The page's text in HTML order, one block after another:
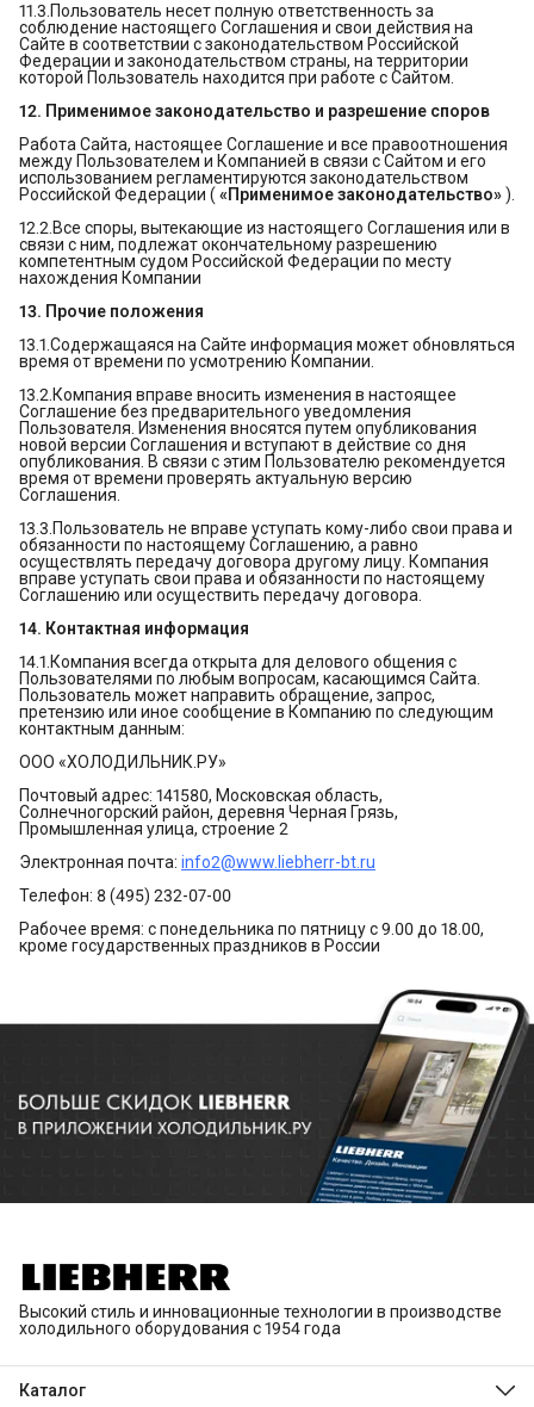
11.3.Пользователь несет полную ответственность за
соблюдение настоящего Соглашения и свои действия на
Сайте в соответствии с законодательством Российской
Федерации и законодательством страны, на территории
которой Пользователь находится при работе с Сайтом.
12. Применимое законодательство и разрешение споров
Работа Сайта, настоящее Соглашение и все правоотношения
между Пользователем и Компанией в связи с Сайтом и его
использованием регламентируются законодательством
Российской Федерации ( «Применимое законодательство»).
12.2.Все споры, вытекающие из настоящего Соглашения или в
связи с ним, подлежат окончательному разрешению
компетентным судом Российской Федерации по месту
нахождения Компании
13. Прочие положения
13.1.Содержащаяся на Сайте информация может обновляться
время от времени по усмотрению Компании.
13.2.Компания вправе вносить изменения в настоящее
Соглашение без предварительного уведомления
Пользователя. Изменения вносятся путем опубликования
новой версии Соглашения и вступают в действие со дня
опубликования. В связи с этим Пользователю рекомендуется
время от времени проверять актуальную версию
Соглашения.
13.3.Пользователь не вправе уступать кому-либо свои права и
обязанности по настоящему Соглашению, а равно
осуществлять передачу договора другому лицу. Компания
вправе уступать свои права и обязанности по настоящему
Соглашению или осуществить передачу договора.
14. Контактная информация
14.1.Компания всегда открыта для делового общения с
Пользователями по любым вопросам, касающимся Сайта.
Пользователь может направить обращение, запрос,
претензию или иное сообщение в Компанию по следующим
контактным данным:
ООО «ХОЛОДИЛЬНИК.РУ»
Почтовый адрес: 141580, Московская область,
Солнечногорский район, деревня Черная Грязь,
Промышленная улица, строение 2
Электронная почта: info2@www.liebherr-bt.ru
Телефон: 8 (495) 232-07-00
Рабочее время: с понедельника по пятницу с 9.00 до 18.00,
кроме государственных праздников в России
Высокий стиль и инновационные технологии в производстве
холодильного оборудования с 1954 года
Каталог